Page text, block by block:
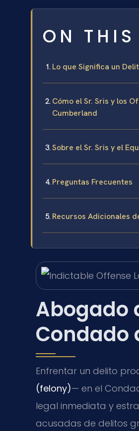
ON THIS
Lo que Significa un
Cómo el Sr. Sris y los
Cumberland
Sobre el Sr. Sris y el
Preguntas Frecuentes
Recursos Adicionales
Abogado
Condado
Enfrentar un delito
(felony)— en el
legal inmediata y
acusadas de delitos